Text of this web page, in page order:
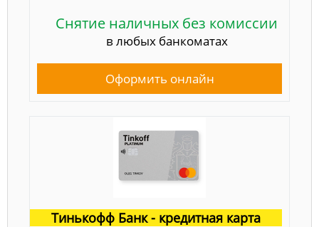
Снятие наличных без комиссии
в любых банкоматах
Оформить онлайн
Тинькофф Банк - кредитная карта